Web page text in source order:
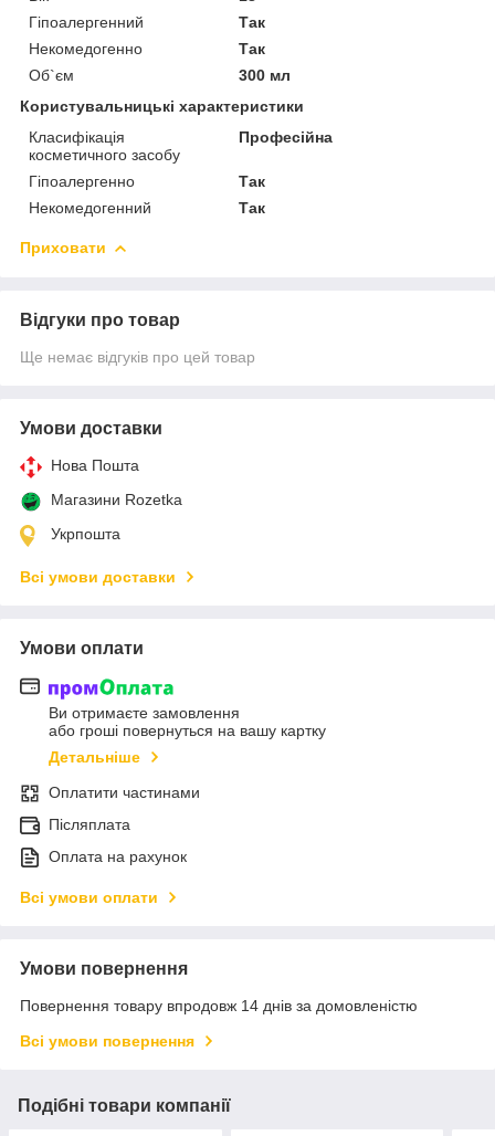
Гіпоалергенний
Так
Некомедогенно
Так
Об`єм
300 мл
Користувальницькі характеристики
Класифікація
косметичного засобу
Професійна
Гіпоалергенно
Так
Некомедогенний
Так
Приховати
Відгуки про товар
Ще немає відгуків про цей товар
Умови доставки
Нова Пошта
Магазини Rozetka
Укрпошта
Всі умови доставки
Умови оплати
Ви отримаєте замовлення
або гроші повернуться на вашу картку
Детальніше
Оплатити частинами
Післяплата
Оплата на рахунок
Всі умови оплати
Умови повернення
Повернення товару впродовж 14 днів за домовленістю
Всі умови повернення
Подібні товари компанії